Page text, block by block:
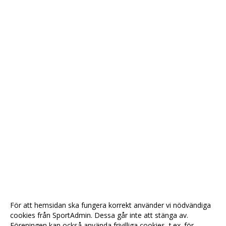
För att hemsidan ska fungera korrekt använder vi nödvändiga
cookies från SportAdmin. Dessa går inte att stänga av.